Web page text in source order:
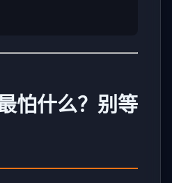
怕什么？别等